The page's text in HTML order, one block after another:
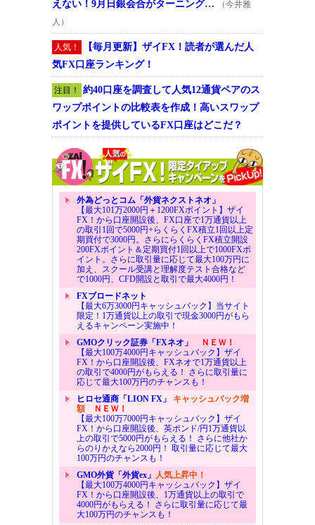
えない！9月日銀会合がターニング…
（今井雅
人）
人気！
【毎月更新】ザイFX！読者が選んだ人
気FX口座ランキング！
注目！
約40口座を調査して人気12通貨ペアのス
ワップポイントの比較表を作成！高いスワップ
ポイントを提供しているFX口座はどこだ？
外為どっとコム「外貨ネクストネオ」
【最大101万2000円＋1200FXポイント】ザイ
FX！から口座開設後、FX口座で1万通貨以上
の取引1回で5000円+らくらくFX積立1回以上定
期買付で3000円。さらにらくらくFX積立開設
200FXポイント＆定期買付1回以上で1000FXポ
イント。さらに取引量に応じて最大100万円に
加え、スクール受講と理解度テスト合格など
で1000円、CFD開設と取引で最大4000円！
FXブロードネット
【最大6万3000円キャッシュバック】当サイト
限定！1万通貨以上の取引で現金3000円がもら
えるキャンペーン実施中！
GMOクリック証券「FXネオ」
ＮＥＷ！
【最大100万4000円キャッシュバック】ザイ
FX！から口座開設後、FXネオで1万通貨以上
の取引で4000円がもらえる！ さらに取引量に
応じて最大100万円のチャンスも！
ヒロセ通商「LION FX」 キャッシュバック増
額ＮＥＷ！
【最大100万7000円キャッシュバック】ザイ
FX！から口座開設後、英ポンド/円1万通貨以
上の取引で5000円がもらえる！ さらに他社か
らのりかえなら2000円！ 取引量に応じて最大
100万円のチャンスも！
GMO外貨「外貨ex」 人気上昇中！
【最大100万4000円キャッシュバック】ザイ
FX！から口座開設後、1万通貨以上の取引で
4000円がもらえる！ さらに取引量に応じて最
大100万円のチャンスも！